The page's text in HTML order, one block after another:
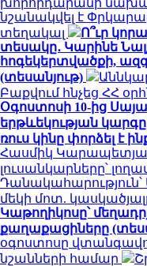
նշանակվել է
տեղակալ
Ո՞ւր
տեսակը․ Կարինե
հոգեկերտվածքի,
(տեսանյութ)
Բաքվում հնչեց ՀՀ
Օգոստոսի 10-ից
երթևեկության
ռուս կինը փորձել է
Հասմիկ
լուսանկարները՝
մեկի մոտ.
Կաթողիկոսը՝
քաղաքացիները
օգոստոսը
նշանների համար